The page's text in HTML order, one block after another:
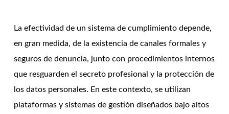
La efectividad de un sistema de cumplimiento depende,
en gran medida, de la existencia de canales formales y
seguros de denuncia, junto con procedimientos internos
que resguarden el secreto profesional y la protección de
los datos personales. En este contexto, se utilizan
plataformas y sistemas de gestión diseñados bajo altos